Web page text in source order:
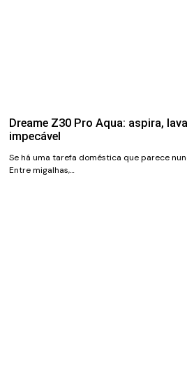
Dreame Z30 Pro Aqua: aspira,
impecável
Se há uma tarefa doméstica que parece
Entre migalhas,…